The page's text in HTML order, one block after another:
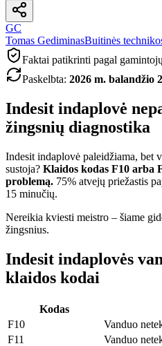
GC
Tomas GediminasBuitinės
Faktai patikrinti pagal
Paskelbta: 2026 m. balandžio
Indesit indaplovė
žingsnių diagnostika
Indesit indaplovė paleidžiama, bet
sustoja? Klaidos kodas F10 arba
problemą. 75% atvejų priežastis
15 minučių.
Nereikia kviesti meistro – šiame
žingsnius.
Indesit indaplovės
klaidos kodai
Kodas
F10
Vanduo
F11
Vanduo